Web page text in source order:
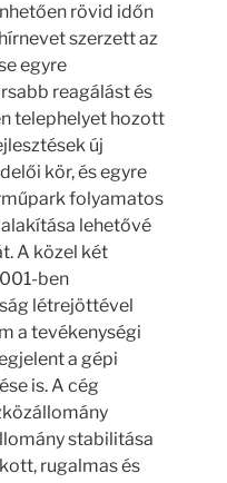
rövid időn
szerzett az
egyre
reagálást és
telephelyet hozott
új
kör, és egyre
folyamatos
lehetővé
A közel két
ben
létrejöttével
a tevékenységi
a gépi
is. A cég
stabilitása
rugalmas és